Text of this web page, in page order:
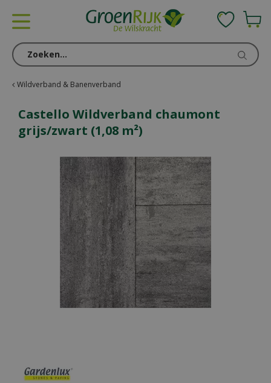
Wildverband & Banenverband
Castello Wildverband chaumont
grijs/zwart (1,08 m²)